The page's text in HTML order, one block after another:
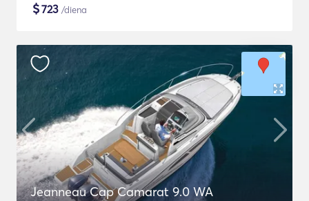
$723 /diena
Jeanneau Cap Camarat 9.0 WA